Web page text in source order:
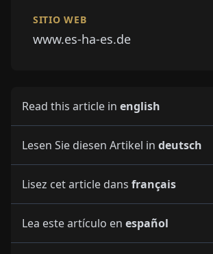
SITIO WEB
www.es-ha-es.de
Read this article in english
Lesen Sie diesen Artikel in deutsch
Lisez cet article dans français
Lea este artículo en español